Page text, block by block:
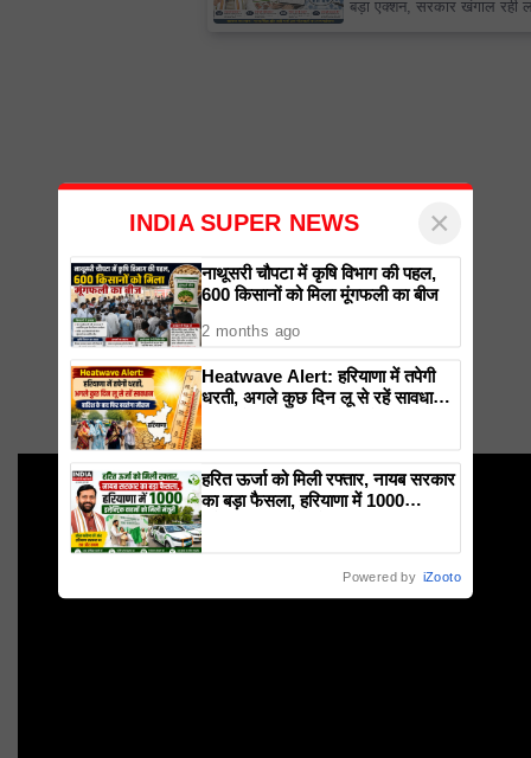
बड़ा एक्शन, सरकार खंगाल रही लोगों
का डेटा
INDIA SUPER NEWS ×
नाथूसरी चौपटा में कृषि विभाग की पहल,
600 किसानों को मिला मूंगफली का बीज
2 months ago
Heatwave Alert: हरियाणा में तपेगी
धरती, अगले कुछ दिन लू से रहें सावधान.
हरित ऊर्जा को मिली रफ्तार, नायब सरकार
का बड़ा फैसला, हरियाणा में 1000
Powered by iZooto